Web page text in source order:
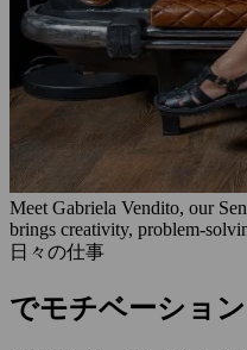
Meet Gabriela Vendito, our
brings creativity, problem-
日々の仕事
でモチベーショ